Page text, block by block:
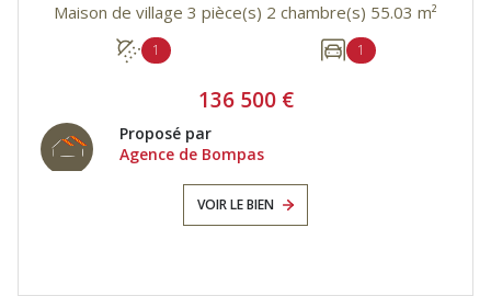
Maison de village 3 pièce(s) 2 chambre(s) 55.03 m²
1 1
136 500 €
Proposé par
Agence de Bompas
VOIR LE BIEN